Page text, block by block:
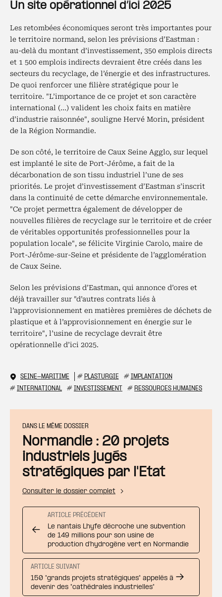
Un site opérationnel d’ici 2025
Les retombées économiques seront très importantes pour
le territoire normand, selon les prévisions d’Eastman :
au-delà du montant d’investissement, 350 emplois directs
et 1 500 emplois indirects devraient être créés dans les
secteurs du recyclage, de l’énergie et des infrastructures.
De quoi renforcer une filière stratégique pour le
territoire. "L’importance de ce projet et son caractère
international (...) valident les choix faits en matière
d’industrie raisonnée", souligne Hervé Morin, président
de la Région Normandie.
De son côté, le territoire de Caux Seine Agglo, sur lequel
est implanté le site de Port-Jérôme, a fait de la
décarbonation de son tissu industriel l’une de ses
priorités. Le projet d’investissement d’Eastman s’inscrit
dans la continuité de cette démarche environnementale.
"Ce projet permettra également de développer de
nouvelles filières de recyclage sur le territoire et de créer
de véritables opportunités professionnelles pour la
population locale", se félicite Virginie Carolo, maire de
Port-Jérôme-sur-Seine et présidente de l’agglomération
de Caux Seine.
Selon les prévisions d’Eastman, qui annonce d’ores et
déjà travailler sur "d’autres contrats liés à
l’approvisionnement en matières premières de déchets de
plastique et à l’approvisionnement en énergie sur le
territoire", l’usine de recyclage devrait être
opérationnelle d’ici 2025.
SEINE-MARITIME # PLASTURGIE # IMPLANTATION
# INTERNATIONAL # INVESTISSEMENT # RESSOURCES HUMAINES
DANS LE MÊME DOSSIER
Normandie : 20 projets
industriels jugés
stratégiques par l'Etat
Consulter le dossier complet
ARTICLE PRÉCÉDENT
Le nantais Lhyfe décroche une subvention
de 149 millions pour son usine de
production d’hydrogène vert en Normandie
ARTICLE SUIVANT
150 "grands projets stratégiques" appelés à
devenir des "cathédrales industrielles"